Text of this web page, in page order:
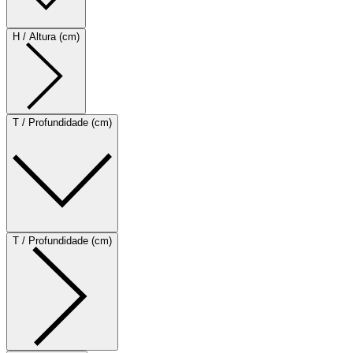
H / Altura (cm)
T / Profundidade (cm)
T / Profundidade (cm)